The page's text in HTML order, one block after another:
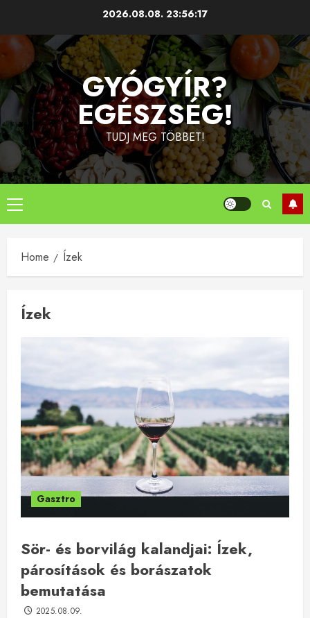
content
2026.08.08. 23:56:17
GYÓGYÍR?
EGÉSZSÉG!
TUDJ MEG TÖBBET!
Primary
Menu
Home Ízek
Ízek
Gasztro
Sör- és borvilág kalandjai: Ízek,
párosítások és borászatok
bemutatása
2025.08.09.